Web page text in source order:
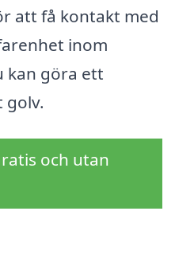
att få kontakt med
inom
kan göra ett
golv.
och utan